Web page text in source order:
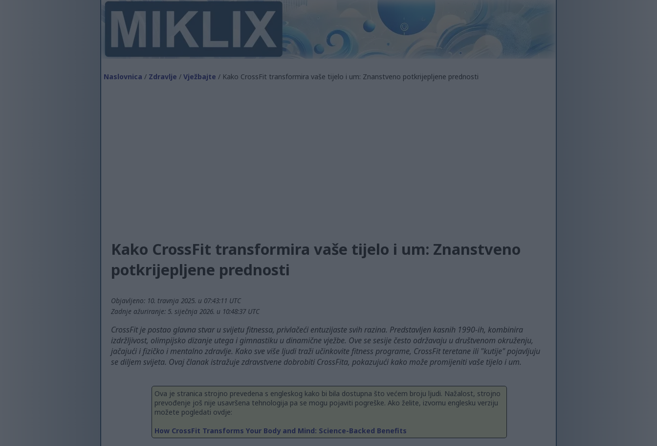
Naslovnica / Zdravlje / Vježbajte / Kako CrossFit transformira vaše tijelo i um: Znanstveno potkrijepljene prednosti
Kako CrossFit transformira vaše tijelo i um: Znanstveno
potkrijepljene prednosti
Objavljeno: 10. travnja 2025. u 07:43:11 UTC
Zadnje ažuriranje: 5. siječnja 2026. u 10:48:37 UTC
CrossFit je postao glavna stvar u svijetu fitnessa, privlačeći entuzijaste svih razina. Predstavljen kasnih 1990-ih, kombinira
izdržljivost, olimpijsko dizanje utega i gimnastiku u dinamične vježbe. Ove se sesije često održavaju u društvenom okruženju,
jačajući i fizičko i mentalno zdravlje. Kako sve više ljudi traži učinkovite fitness programe, CrossFit teretane ili "kutije" pojavljuju
se diljem svijeta. Ovaj članak istražuje zdravstvene dobrobiti CrossFita, pokazujući kako može promijeniti vaše tijelo i um.
Ova je stranica strojno prevedena s engleskog kako bi bila dostupna što većem broju ljudi. Nažalost, strojno
prevođenje još nije usavršena tehnologija pa se mogu pojaviti pogreške. Ako želite, izvornu englesku verziju
možete pogledati ovdje:
How CrossFit Transforms Your Body and Mind: Science-Backed Benefits